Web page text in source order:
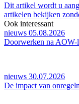
Dit artikel wordt u
artikelen bekijken
Ook interessant
nieuws 05.08.2026
Doorwerken na AOW-
nieuws 30.07.2026
De impact van